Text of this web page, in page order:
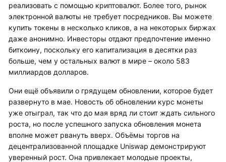
реализовать с помощью криптовалют. Более того, рынок
электронной валюты не требует посредников. Вы можете
купить токены в несколько кликов, а на некоторых биржах
даже анонимно. Инвесторы отдают предпочтение именно
биткоину, поскольку его капитализация в десятки раз
больше, чем у остальных валют в мире – около 583
миллиардов долларов.
Они ещё объявили о грядущем обновлении, которое будет
развернуто в мае. Новость об обновлении курс монеты
уже отыграл, так что до мая вряд ли стоит ждать сильного
роста, но после успешного запуска обновления монета
вполне может рвануть вверх. Объёмы торгов на
децентрализованной площадке Uniswap демонстрируют
уверенный рост. Она привлекает молодые проекты,